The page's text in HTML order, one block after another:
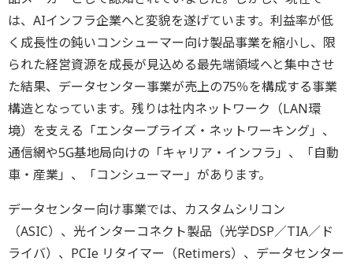
は、AIインフラ企業へと変貌を遂げています。利益率が低
く成長性の鈍いコンシューマー向け製品事業を縮小し、限
られた経営資源を成長が見込める最先端領域へと集中させ
た結果、データセンター事業が売上の75％を構成する事業
構造となっています。残りは社内ネットワーク（LAN環
境）を支える「エンタープライズ・ネットワーキング」、
通信網や5G基地局向けの「キャリア・インフラ」、「自動
車・産業」、「コンシューマー」があります。
データセンター向け事業では、カスタムシリコン
（ASIC）、光インターコネクト製品（光学DSP／TIA／ド
ライバ）、PCIe リタイマー（Retimers）、データセンター